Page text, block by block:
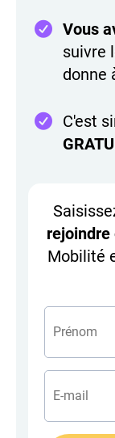
Vous
suivre
donne
C'est
Mobilité